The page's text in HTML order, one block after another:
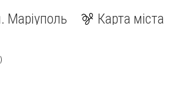
Маріуполь Карта міста